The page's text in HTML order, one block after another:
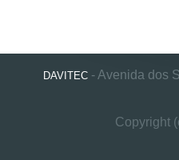
- Avenida dos
Copyright